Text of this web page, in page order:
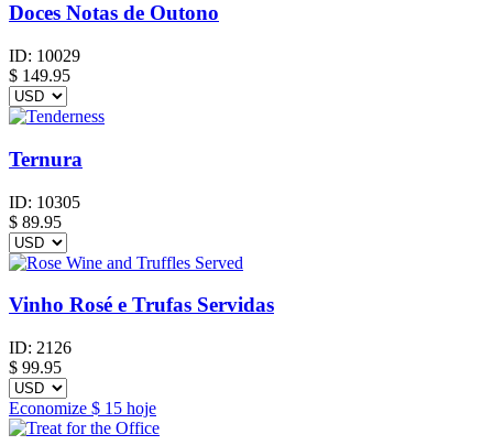
Doces Notas de Outono
ID: 10029
$ 149.95
Ternura
ID: 10305
$ 89.95
Vinho Rosé e Trufas Servidas
ID: 2126
$ 99.95
Economize $ 15 hoje